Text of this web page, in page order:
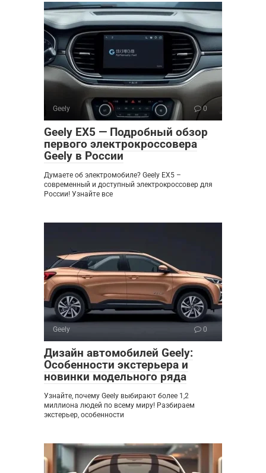
Geely 0
Geely EX5 — Подробный обзор
первого электрокроссовера
Geely в России
Думаете об электромобиле? Geely EX5 –
современный и доступный электрокроссовер для
России! Узнайте все
Geely 0
Дизайн автомобилей Geely:
Особенности экстерьера и
новинки модельного ряда
Узнайте, почему Geely выбирают более 1,2
миллиона людей по всему миру! Разбираем
экстерьер, особенности